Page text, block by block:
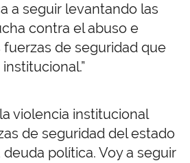
a seguir levantando las
contra el abuso e
de seguridad que
violencia institucional
de seguridad del estado
política. Voy a seguir